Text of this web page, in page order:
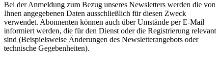
Bei der Anmeldung zum Bezug unseres Newsletters werden die von
Ihnen angegebenen Daten ausschließlich für diesen Zweck
verwendet. Abonnenten können auch über Umstände per E-Mail
informiert werden, die für den Dienst oder die Registrierung relevant
sind (Beispielsweise Änderungen des Newsletterangebots oder
technische Gegebenheiten).